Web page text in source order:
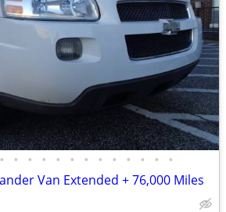
• • • • • • • • • • • • •
Van Extended + 76,000 Miles